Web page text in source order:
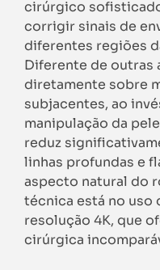
cirúrgico
corrigir sinais de
diferentes regiões
Diferente de outras
diretamente sobre
subjacentes, ao
manipulação da
reduz
linhas profundas e
aspecto natural do
técnica está no uso
resolução 4K, que
cirúrgica